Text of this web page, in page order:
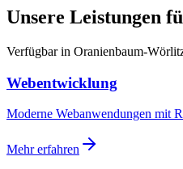
Unsere Leistungen
Verfügbar in Oranienbaum-
Webentwicklung
Moderne Webanwendungen mit
Mehr erfahren